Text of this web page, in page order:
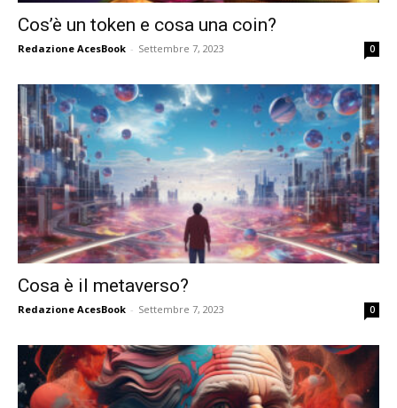
Cos’è un token e cosa una coin?
Redazione AcesBook - Settembre 7, 2023 0
Cosa è il metaverso?
Redazione AcesBook - Settembre 7, 2023 0